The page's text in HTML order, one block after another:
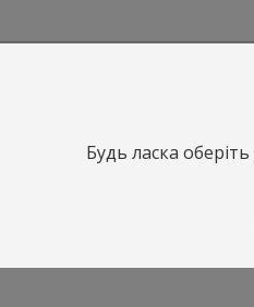
Будь ласка